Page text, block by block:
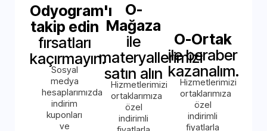
Odyogram'ı
takip edin
fırsatları
kaçırmayın.
Sosyal
medya
hesaplarımızda
indirim
kuponları
ve
O-
Mağaza
ile
materyallerimizi
satın alın
Hizmetlerimizi
ortaklarımıza
özel
indirimli
O-Ortak
ile beraber
kazanalım.
Hizmetlerimizi
ortaklarımıza
özel
indirimli
fiyatlarla